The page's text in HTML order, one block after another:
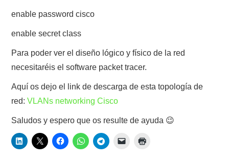
enable password cisco
enable secret class
Para poder ver el diseño lógico y físico de la red
necesitaréis el software packet tracer.
Aquí os dejo el link de descarga de esta topología de
red:VLANs networking Cisco
Saludos y espero que os resulte de ayuda 😉